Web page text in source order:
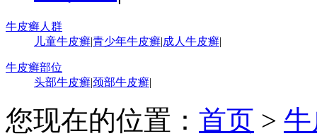
牛皮癣人群
儿童牛皮癣|青少年牛皮癣|成人牛皮癣|
牛皮癣部位
头部牛皮癣|颈部牛皮癣|
您现在的位置： 首页 >